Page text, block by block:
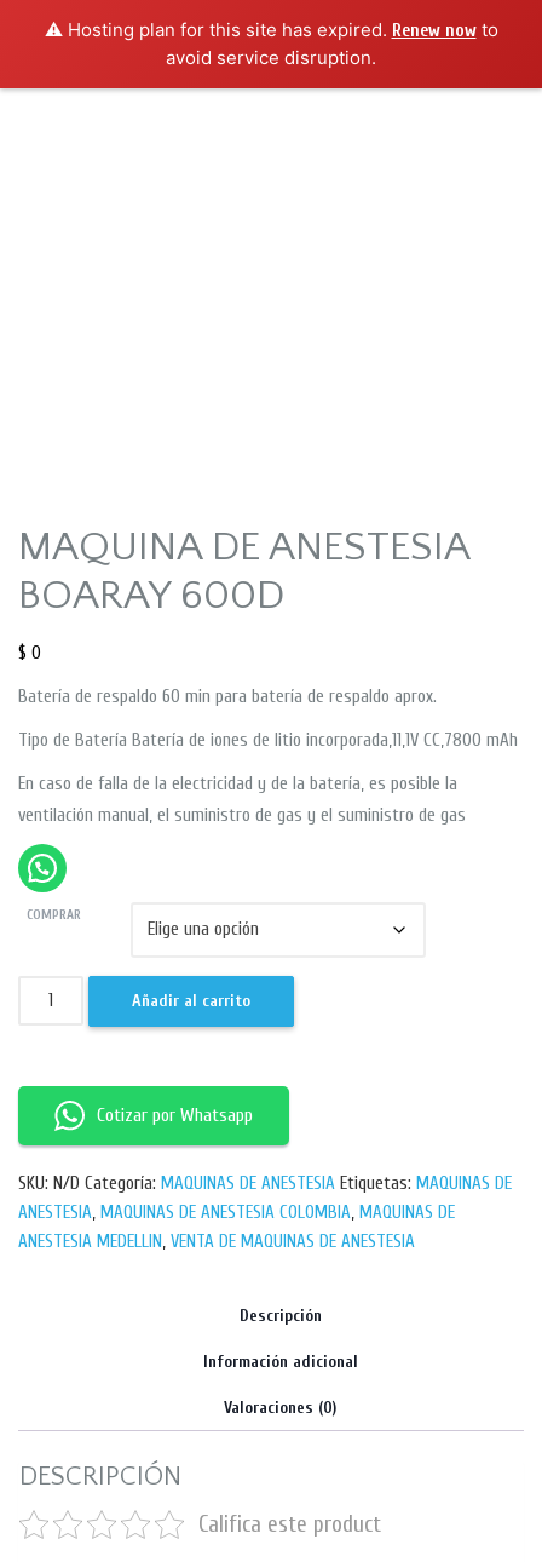
⚠️ Hosting plan for this site has expired. Renew nowto
avoid service disruption.
MAQUINA DE ANESTESIA
BOARAY 600D
$ 0
Batería de respaldo 60 min para batería de respaldo aprox.
Tipo de Batería Batería de iones de litio incorporada,11,1V CC,7800 mAh
En caso de falla de la electricidad y de la batería, es posible la
ventilación manual, el suministro de gas y el suministro de gas
COMPRAR
Añadir al carrito
Cotizar por Whatsapp
SKU: N/D Categoría: MAQUINAS DE ANESTESIA Etiquetas: MAQUINAS DE
ANESTESIA, MAQUINAS DE ANESTESIA COLOMBIA, MAQUINAS DE
ANESTESIA MEDELLIN, VENTA DE MAQUINAS DE ANESTESIA
Descripción
Información adicional
Valoraciones (0)
DESCRIPCIÓN
Califica este product